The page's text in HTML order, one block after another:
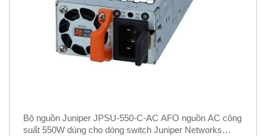
Bộ nguồn Juniper JPSU-550-C-AC AFO nguồn AC công
suất 550W dùng cho dòng switch Juniper Networks